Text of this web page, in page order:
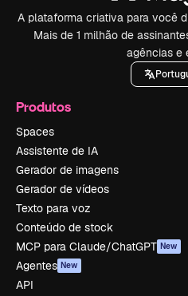
A plataforma criativa para você
Mais de 1 milhão de
agências e
Produtos
Spaces
Assistente de IA
Gerador de imagens
Gerador de vídeos
Texto para voz
Conteúdo de stock
MCP para Claude/ChatGPT New
Agentes New
API